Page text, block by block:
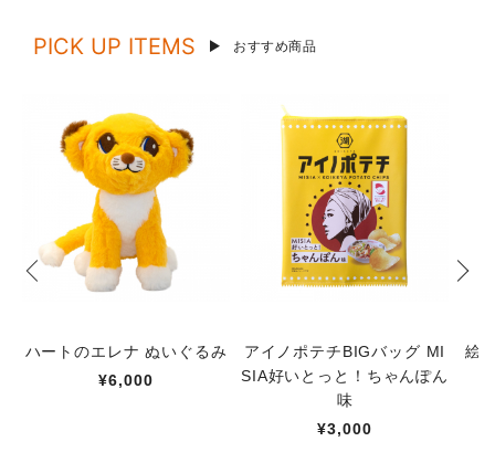
PICK UP ITEMS おすすめ商品
ハートのエレナ ぬいぐるみ
¥6,000
アイノポテチBIGバッグ MI
SIA好いとっと！ちゃんぽん
味
¥3,000
絵